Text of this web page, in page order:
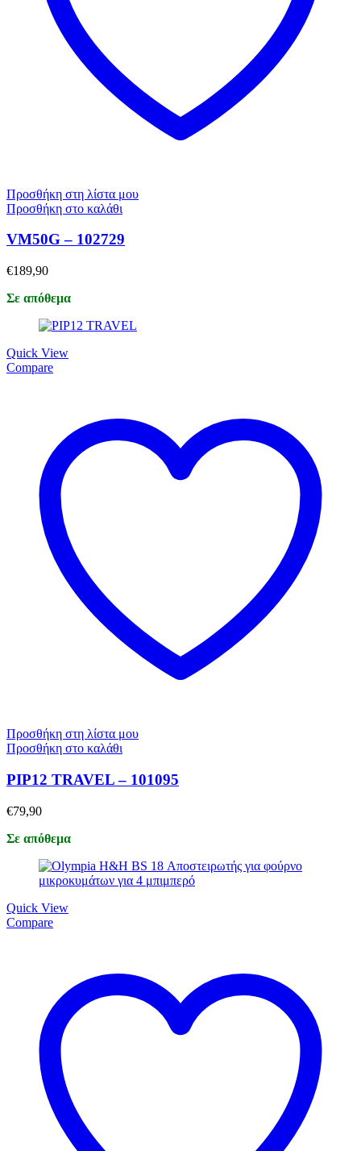
Προσθήκη στη λίστα μου
Προσθήκη στο καλάθι
VM50G – 102729
€189,90
Σε απόθεμα
Quick View
Compare
Προσθήκη στη λίστα μου
Προσθήκη στο καλάθι
PIP12 TRAVEL – 101095
€79,90
Σε απόθεμα
Quick View
Compare